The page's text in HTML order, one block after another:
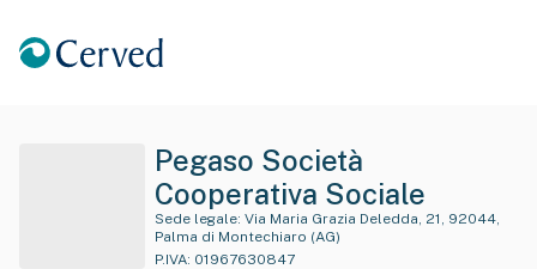
Pegaso Società
Cooperativa Sociale
Sede legale:
Palma di Montechiaro (AG)
P.IVA: 01967630847